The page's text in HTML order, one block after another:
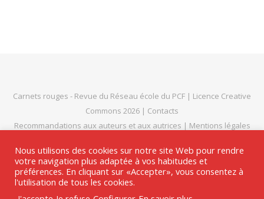
Carnets rouges - Revue du Réseau école du PCF | Licence Creative
Commons 2026 | Contacts
Recommandations aux auteurs et aux autrices | Mentions légales
HAUT DE PAGE
Nous utilisons des cookies sur notre site Web pour rendre
votre navigation plus adaptée à vos habitudes et
préférences. En cliquant sur «Accepter», vous consentez à
l'utilisation de tous les cookies.